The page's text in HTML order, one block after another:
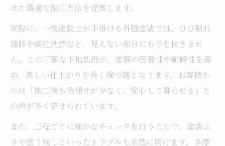
せた最適な施工方法を提案します。
実際に、一級塗装士が手掛ける外壁塗装では、ひび割れ
補修や高圧洗浄など、見えない部分にも手を抜きませ
ん。この丁寧な下地処理が、塗膜の密着性や耐候性を高
め、美しい仕上がりを長く保つ鍵となります。お客様か
らは「施工後も色褪せが少なく、安心して暮らせる」と
の声が多く寄せられています。
また、工程ごとに細かなチェックを行うことで、塗装ム
ラや塗り残しといったトラブルも未然に防げます。多摩